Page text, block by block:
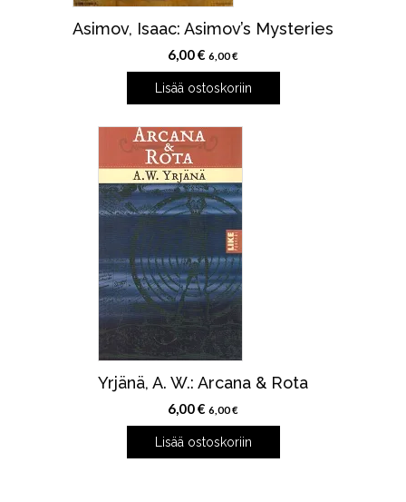
Asimov, Isaac: Asimov’s Mysteries
6,00€ 6,00€
Lisää ostoskoriin
Yrjänä, A. W.: Arcana & Rota
6,00€ 6,00€
Lisää ostoskoriin